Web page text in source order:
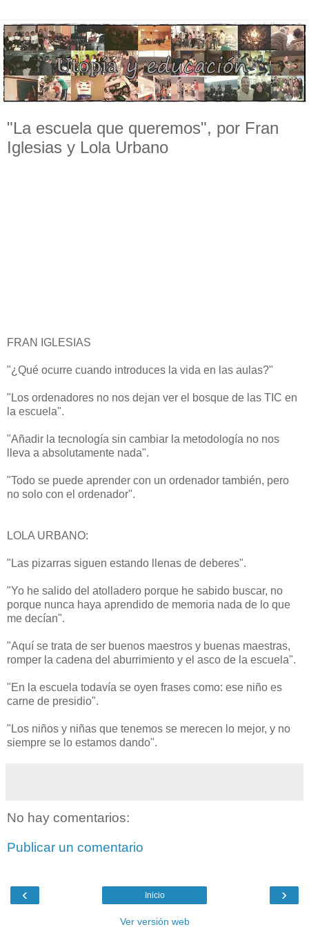
"La escuela que queremos", por Fran
Iglesias y Lola Urbano
FRAN IGLESIAS
"¿Qué ocurre cuando introduces la vida en las aulas?"
"Los ordenadores no nos dejan ver el bosque de las TIC en
la escuela".
"Añadir la tecnología sin cambiar la metodología no nos
lleva a absolutamente nada".
"Todo se puede aprender con un ordenador también, pero
no solo con el ordenador".
LOLA URBANO:
"Las pizarras siguen estando llenas de deberes".
"Yo he salido del atolladero porque he sabido buscar, no
porque nunca haya aprendido de memoria nada de lo que
me decían".
"Aquí se trata de ser buenos maestros y buenas maestras,
romper la cadena del aburrimiento y el asco de la escuela".
"En la escuela todavía se oyen frases como: ese niño es
carne de presidio".
"Los niños y niñas que tenemos se merecen lo mejor, y no
siempre se lo estamos dando".
No hay comentarios:
Publicar un comentario
‹ ›
Inicio
Ver versión web